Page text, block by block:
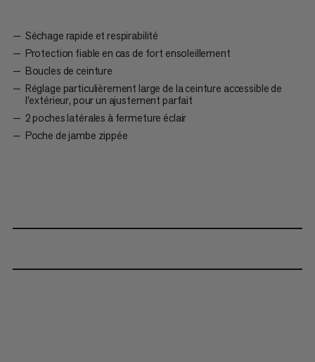
Séchage rapide et respirabilité
Protection fiable en cas de fort ensoleillement
Boucles de ceinture
Réglage particulièrement large de la ceinture accessible de
l’extérieur, pour un ajustement parfait
2 poches latérales à fermeture éclair
Poche de jambe zippée